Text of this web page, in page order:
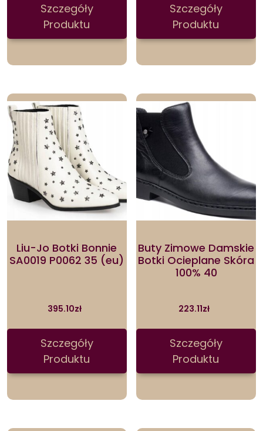
Szczegóły
Produktu
Szczegóły
Produktu
Liu-Jo Botki Bonnie
SA0019 P0062 35 (eu)
395.10zł
Szczegóły
Produktu
Buty Zimowe Damskie
Botki Ocieplane Skóra
100% 40
223.11zł
Szczegóły
Produktu